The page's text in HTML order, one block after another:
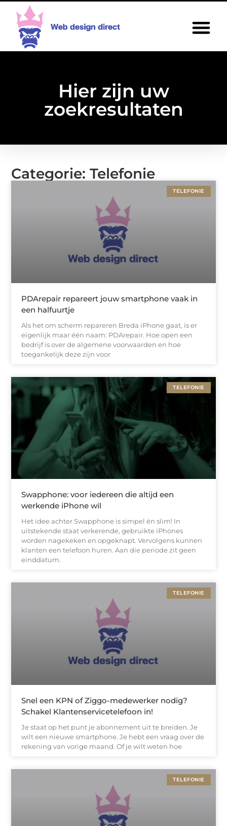
Hier zijn uw
zoekresultaten
Categorie: Telefonie
TELEFONIE
PDArepair repareert jouw smartphone vaak in
een halfuurtje
Als het om scherm repareren Breda iPhone gaat, is er
eigenlijk maar één naam: PDArepair. Hoe open een
bedrijf is over de algemene voorwaarden en hoe
toegankelijk deze zijn voor
TELEFONIE
Swapphone: voor iedereen die altijd een
werkende iPhone wil
Het idee achter Swapphone is simpel én slim! In
uitstekende staat verkerende, gebruikte iPhones
worden nagekeken en opgeknapt. Vervolgens kunnen
klanten een telefoon huren. Aan die periode zit geen
einddatum.
TELEFONIE
Snel een KPN of Ziggo-medewerker nodig?
Schakel Klantenservicetelefoon in!
Je staat op het punt je abonnement uit te breiden. Je
wilt een nieuwe smartphone. Je hebt een vraag over de
rekening van vorige maand. Of je wilt weten hoe
TELEFONIE